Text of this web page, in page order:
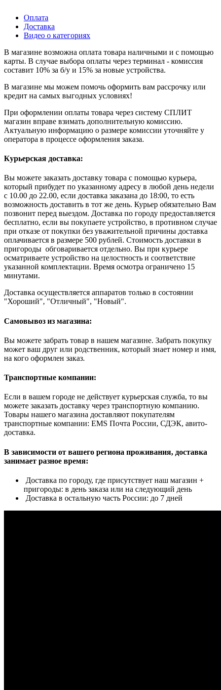
Оплата
Доставка
Видео о категориях
В магазине возможна оплата товара наличными и с помощью
карты. В случае выбора оплаты через терминал - комиссия
составит 10% за б/у и 15% за новые устройства.
В магазине мы можем помочь оформить вам рассрочку или
кредит на самых выгодных условиях!
При оформлении оплаты товара через систему СПЛИТ
магазин вправе взимать дополнительную комиссию.
Актуальную информацию о размере комиссии уточняйте у
оператора в процессе оформления заказа.
Курьерская доставка:
Вы можете заказать доставку товара с помощью курьера,
который прибудет по указанному адресу в любой день недели
с 10.00 до 22.00, если доставка заказана до 18:00, то есть
возможность доставить в тот же день. Курьер обязательно Вам
позвонит перед выездом. Доставка по городу предоставляется
бесплатно, если вы покупаете устройство, в противном случае
при отказе от покупки без уважительной причины доставка
оплачивается в размере 500 рублей. Стоимость доставки в
пригороды обговаривается отдельно. Вы при курьере
осматриваете устройство на целостность и соответствие
указанной комплектации. Время осмотра ограничено 15
минутами.
Доставка осуществляется аппаратов только в состоянии
"Хороший", "Отличный", "Новый".
Самовывоз из магазина:
Вы можете забрать товар в нашем магазине. Забрать покупку
может ваш друг или родственник, который знает номер и имя,
на кого оформлен заказ.
Транспортные компании:
Если в вашем городе не действует курьерская служба, то вы
можете заказать доставку через транспортную компанию.
Товары нашего магазина доставляют покупателям
транспортные компании: EMS Почта России, СДЭК, авито-
доставка.
В зависимости от вашего региона проживания, доставка
занимает разное время:
Доставка по городу, где присутствует наш магазин +
пригороды: в день заказа или на следующий день
Доставка в остальную часть России: до 7 дней